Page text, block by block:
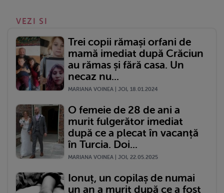
VEZI SI
Trei copii rămași orfani de
mamă imediat după Crăciun
au rămas și fără casa. Un
necaz nu...
MARIANA VOINEA | JOI, 18.01.2024
O femeie de 28 de ani a
murit fulgerător imediat
după ce a plecat în vacanță
în Turcia. Doi...
MARIANA VOINEA | JOI, 22.05.2025
Ionuț, un copilaș de numai
un an a murit după ce a fost